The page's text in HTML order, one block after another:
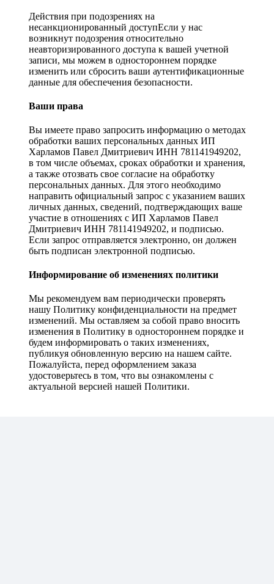
Действия при подозрениях на
несанкционированный доступЕсли у нас
возникнут подозрения относительно
неавторизированного доступа к вашей учетной
записи, мы можем в одностороннем порядке
изменить или сбросить ваши аутентификационные
данные для обеспечения безопасности.
Ваши права
Вы имеете право запросить информацию о методах
обработки ваших персональных данных ИП
Харламов Павел Дмитриевич ИНН 781141949202,
в том числе объемах, сроках обработки и хранения,
а также отозвать свое согласие на обработку
персональных данных. Для этого необходимо
направить официальный запрос с указанием ваших
личных данных, сведений, подтверждающих ваше
участие в отношениях с ИП Харламов Павел
Дмитриевич ИНН 781141949202, и подписью.
Если запрос отправляется электронно, он должен
быть подписан электронной подписью.
Информирование об изменениях политики
Мы рекомендуем вам периодически проверять
нашу Политику конфиденциальности на предмет
изменений. Мы оставляем за собой право вносить
изменения в Политику в одностороннем порядке и
будем информировать о таких изменениях,
публикуя обновленную версию на нашем сайте.
Пожалуйста, перед оформлением заказа
удостоверьтесь в том, что вы ознакомлены с
актуальной версией нашей Политики.